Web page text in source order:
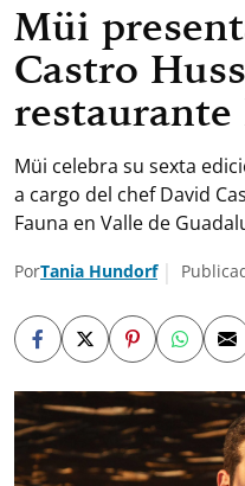
Müi
Castro
restaurante
Müi celebra su sexta
a cargo del chef David
Fauna en Valle de
PorTania Hundorf